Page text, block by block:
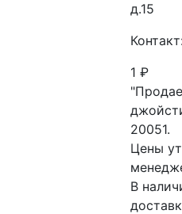
д.15
1₽
20051.
Цены
В